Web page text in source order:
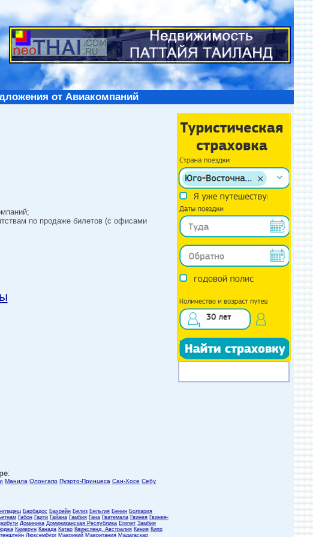
от Авиакомпаний
по продаже билетов (с офисами
:
Манила Олонгапо Пуэрто-Принцеса Сан-Хосе Себу
Барбадос Бахрейн Белиз Бельгия Бенин Болгария
Габон Гаити Гайана Гамбия Гана Гватемала Гвинея Гвинея-
Доминика Доминиканская Республика Египет Замбия
Камерун Канада Катар Квинсленд, Австралия Кения Кипр
Люксембург Маврикий Мавритания Мадагаскар